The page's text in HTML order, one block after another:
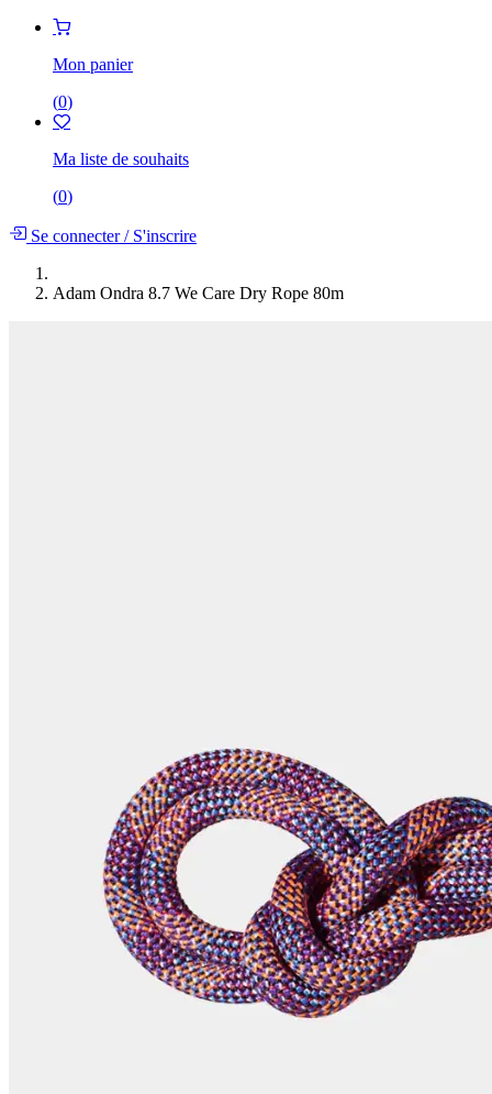
Mon panier
(0)
Ma liste de souhaits
(0)
Se connecter/S'inscrire
Adam Ondra 8.7 We Care Dry Rope 80m